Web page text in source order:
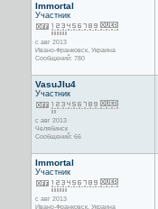
Immortal
Участник
с авг 2013
Ивано-Франковск, Украина
Сообщений: 780
VasuJIu4
Участник
с авг 2013
Челябинск
Сообщений: 66
Immortal
Участник
с авг 2013
Ивано-Франковск, Украина